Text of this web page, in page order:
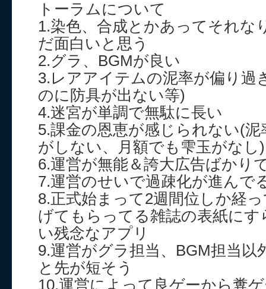
トーラムについて
1.染色、合成とかあってそれな
だ面白いと思う
2.グラ、BGMが良い
3.レアアイテムの泥率が偏り過
のに防具が出ない等)
4.迷宮が単調で無駄に長い
5.課金の恩恵が感じられない(
がしない、月額でも雫玉がなし)
6.運営が無能＆誇大広告ばかり
7.運営のせいで過疎化が進んで
8.正式始まって2週間位しか経
げてもらってる雑誌の表紙に
い残念なアプリ
9.運営がグラ担当、BGM担当以
と先が短そう
10.運営によって良ゲーから糞